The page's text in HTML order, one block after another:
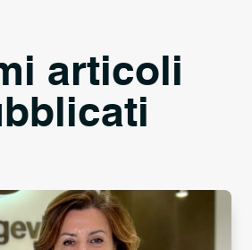
articoli